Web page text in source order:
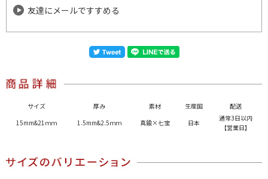
友達にメールですすめる
サイズ 厚み 素材 生産国
配送
15mm&21ｍｍ
1.5mm&2.5ｍｍ 真鍮×七宝 日本
通常3日以内
【営業日】